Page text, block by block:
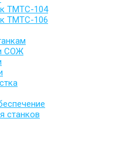
TMTC-104
TMTC-106
СОЖ
станков